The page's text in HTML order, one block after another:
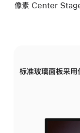
像素 Center Stage
标准玻璃面板采用